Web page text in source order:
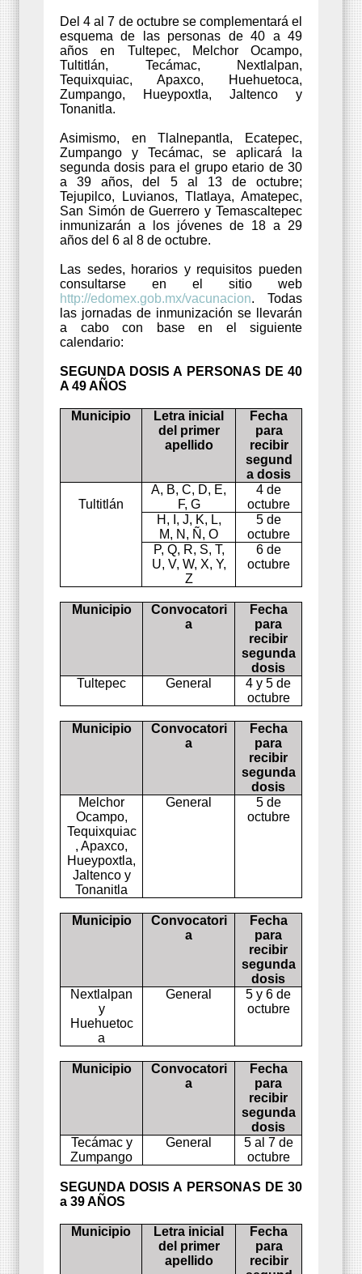
Del 4 al 7 de octubre se complementará el
esquema de las personas de 40 a 49
años en Tultepec, Melchor Ocampo,
Tultitlán, Tecámac, Nextlalpan,
Tequixquiac, Apaxco, Huehuetoca,
Zumpango, Hueypoxtla, Jaltenco y
Tonanitla.
Asimismo, en Tlalnepantla, Ecatepec,
Zumpango y Tecámac, se aplicará la
segunda dosis para el grupo etario de 30
a 39 años, del 5 al 13 de octubre;
Tejupilco, Luvianos, Tlatlaya, Amatepec,
San Simón de Guerrero y Temascaltepec
inmunizarán a los jóvenes de 18 a 29
años del 6 al 8 de octubre.
Las sedes, horarios y requisitos pueden
consultarse en el sitio web
http://edomex.gob.mx/vacunacion. Todas
las jornadas de inmunización se llevarán
a cabo con base en el siguiente
calendario:
SEGUNDA DOSIS A PERSONAS DE 40
A 49 AÑOS
Municipio
Letra inicial
del primer
apellido
Fecha
para
recibir
segund
a dosis
Tultitlán
A, B, C, D, E,
F, G
4 de
octubre
H, I, J, K, L,
M, N, Ñ, O
5 de
octubre
P, Q, R, S, T,
U, V, W, X, Y,
Z
6 de
octubre
Municipio
Convocatori
a
Fecha
para
recibir
segunda
dosis
Tultepec
General
4 y 5 de
octubre
Municipio
Convocatori
a
Fecha
para
recibir
segunda
dosis
Melchor
Ocampo,
Tequixquiac
, Apaxco,
Hueypoxtla,
Jaltenco y
Tonanitla
General
5 de
octubre
Municipio
Convocatori
a
Fecha
para
recibir
segunda
dosis
Nextlalpan
y
Huehuetoc
a
General
5 y 6 de
octubre
Municipio
Convocatori
a
Fecha
para
recibir
segunda
dosis
Tecámac y
Zumpango
General
5 al 7 de
octubre
SEGUNDA DOSIS A PERSONAS DE 30
a 39 AÑOS
Municipio
Letra inicial
del primer
apellido
Fecha
para
recibir